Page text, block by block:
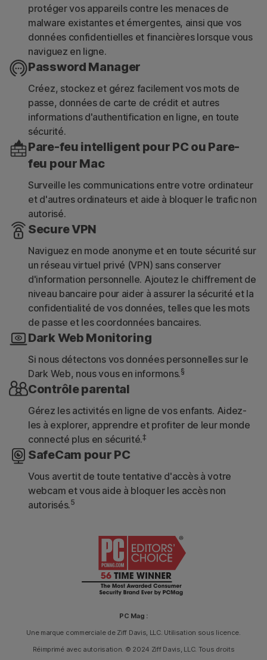
protéger vos appareils contre les menaces de
malware existantes et émergentes, ainsi que vos
données confidentielles et financières lorsque vous
naviguez en ligne.
Password Manager
Créez, stockez et gérez facilement vos mots de
passe, données de carte de crédit et autres
informations d'authentification en ligne, en toute
sécurité.
Pare-feu intelligent pour PC ou Pare-
feu pour Mac
Surveille les communications entre votre ordinateur
et d'autres ordinateurs et aide à bloquer le trafic non
autorisé.
Secure VPN
Naviguez en mode anonyme et en toute sécurité sur
un réseau virtuel privé (VPN) sans conserver
d'information personnelle. Ajoutez le chiffrement de
niveau bancaire pour aider à assurer la sécurité et la
confidentialité de vos données, telles que les mots
de passe et les coordonnées bancaires.
Dark Web Monitoring
Si nous détectons vos données personnelles sur le
Dark Web, nous vous en informons.§
Contrôle parental
Gérez les activités en ligne de vos enfants. Aidez-
les à explorer, apprendre et profiter de leur monde
connecté plus en sécurité.‡
SafeCam pour PC
Vous avertit de toute tentative d'accès à votre
webcam et vous aide à bloquer les accès non
autorisés.5
PC Mag :
Une marque commerciale de Ziff Davis, LLC. Utilisation sous licence.
Réimprimé avec autorisation. © 2024 Ziff Davis, LLC. Tous droits